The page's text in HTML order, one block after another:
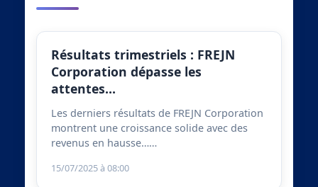
Résultats trimestriels : FREJN
Corporation dépasse les
attentes…
Les derniers résultats de FREJN Corporation
montrent une croissance solide avec des
revenus en hausse……
15/07/2025 à 08:00